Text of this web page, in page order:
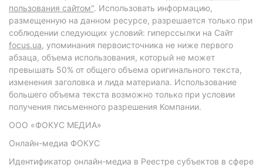
пользования сайтом". Использовать информацию,
размещенную на данном ресурсе, разрешается только при
соблюдении следующих условий: гиперссылки на Сайт
focus.ua, упоминания первоисточника не ниже первого
абзаца, объема использования, который не может
превышать 50% от общего объема оригинального текста,
изменения заголовка и лида материала. Использование
большего объема текста возможно только при условии
получения письменного разрешения Компании.
ООО «ФОКУС МЕДИА»
Онлайн-медиа ФОКУС
Идентификатор онлайн-медиа в Реестре субъектов в сфере